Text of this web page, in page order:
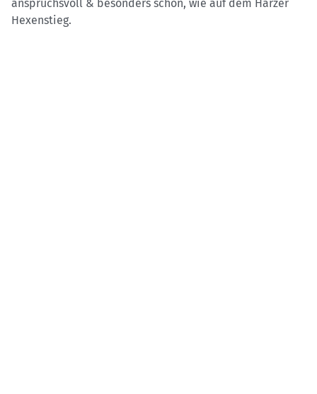
anspruchsvoll & besonders schön, wie auf dem Harzer
Hexenstieg.